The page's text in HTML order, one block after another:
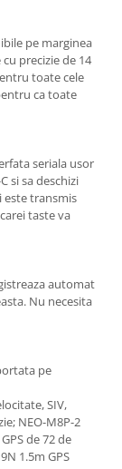
pe marginea
precizie de 14
toate cele
ca toate
seriala usor
si sa deschizi
este transmis
taste va
automat
Nu necesita
pe
SIV,
NEO-M8P-2
de 72 de
1.5m GPS